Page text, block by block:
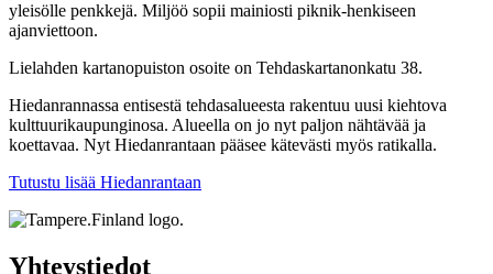
yleisölle penkkejä. Miljöö sopii mainiosti piknik-henkiseen
ajanviettoon.
Lielahden kartanopuiston osoite on Tehdaskartanonkatu 38.
Hiedanrannassa entisestä tehdasalueesta rakentuu uusi kiehtova
kulttuurikaupunginosa. Alueella on jo nyt paljon nähtävää ja
koettavaa. Nyt Hiedanrantaan pääsee kätevästi myös ratikalla.
Tutustu lisää Hiedanrantaan
Yhteystiedot